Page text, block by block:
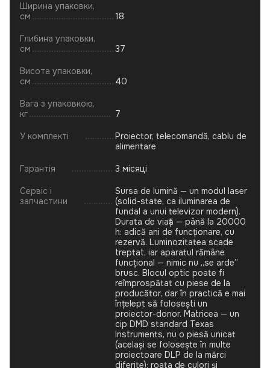
Ширина упаковки,
см
18
Глибина упаковки,
см
37
Висота упаковки,
см
40
Вага з упаковкою,
кг
7
У комплекті
Proiector, telecomandă, cablu de
alimentare
Гарантія 3 місяці
Сервіс і
запчастини
Sursa de lumină — un modul laser
(solid-state, ca iluminarea de
fundal a unui televizor modern).
Durata de viață — până la 20000
h: adică ani de funcționare, cu
rezervă. Luminozitatea scade
treptat, iar aparatul rămâne
funcțional — nimic nu „se arde”
brusc. Blocul optic poate fi
reîmprospătat cu piese de la
producător, dar în practică e mai
înțelept să folosești un
proiector-donor. Matricea — un
cip DMD standard Texas
Instruments, nu o piesă unicat
(același se folosește în multe
proiectoare DLP de la mărci
diferite); roata de culori și